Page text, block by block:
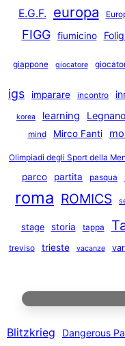
E.G.F. europa
FIGG fiumicino
giappone giocatore
igs imparare incontro
korea learning Legnano
mind Mirco Fanti
Olimpiadi degli Sport della
parco partita pasqua
roma ROMICS
stage storia tappa
treviso trieste vacanze
Blitzkrieg Dangerous